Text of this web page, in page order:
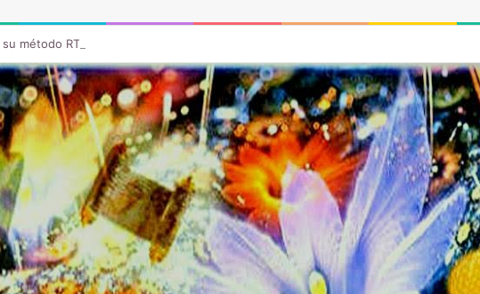
método RTT para sanar desde el subconsciente